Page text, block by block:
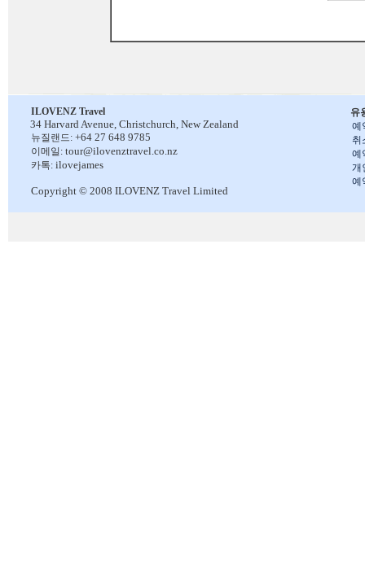
유
예
취
예
개
예
ILOVENZ Travel
34 Harvard Avenue, Christchurch, New Zealand
뉴질랜드: +64 27 648 9785
이메일: tour@ilovenztravel.co.nz
카톡: ilovejames
Copyright © 2008 ILOVENZ Travel Limited